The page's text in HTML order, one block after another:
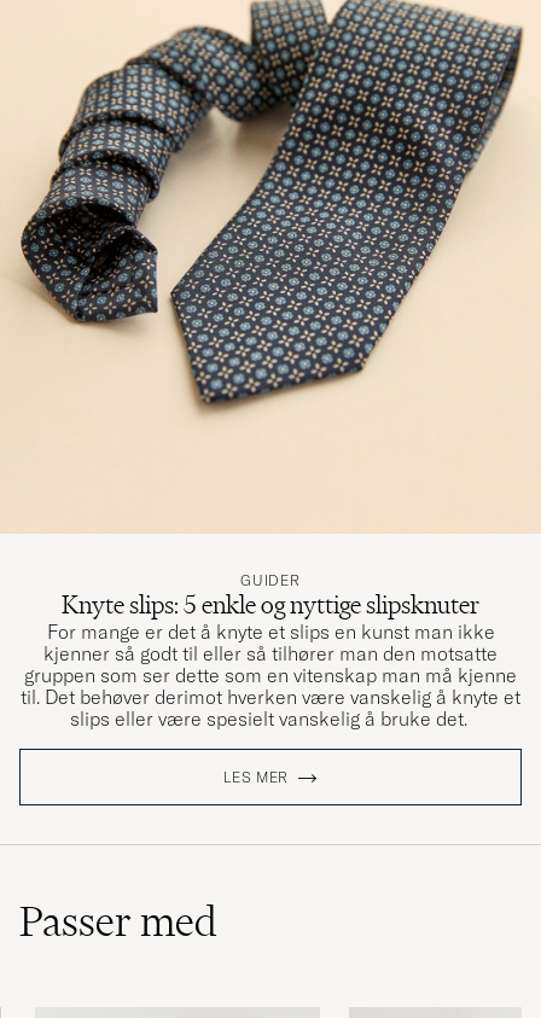
Fast delivery and a beautiful silk tie!
JOSEBA-ENDIKA I KJØPTE PÅ CAREOFCARL.COM
GUIDER
Knyte slips: 5 enkle og nyttige slipsknuter
For mange er det å knyte et slips en kunst man ikke
kjenner så godt til eller så tilhører man den motsatte
gruppen som ser dette som en vitenskap man må kjenne
til. Det behøver derimot hverken være vanskelig å knyte et
slips eller være spesielt vanskelig å bruke det.
LES MER
Passer med